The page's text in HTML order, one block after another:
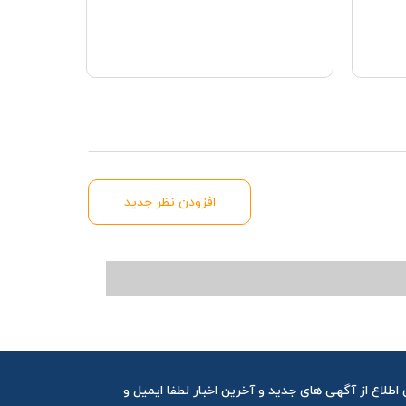
افزودن نظر جدید
اطلاع از آگهی های جدید و آخرین اخبار لطفا ایمیل و